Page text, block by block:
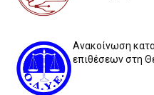
Ανακοίνωση
επιθέσεων στη